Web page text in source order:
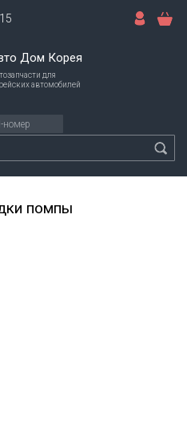
Дом Корея
для
автомобилей
номер
помпы